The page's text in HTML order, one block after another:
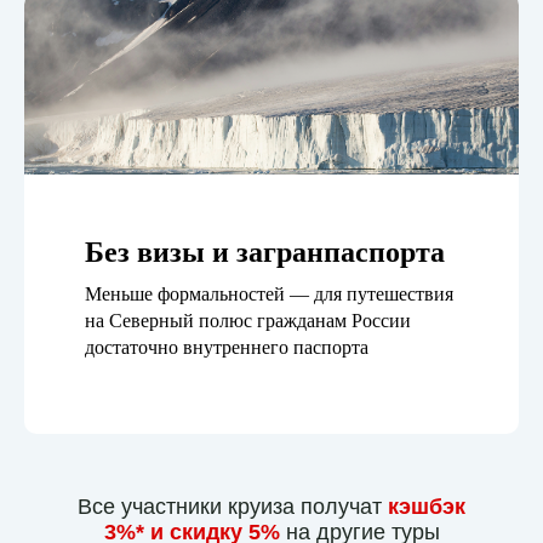
Без визы и загранпаспорта
Меньше формальностей — для путешествия
на Северный полюс гражданам России
достаточно внутреннего паспорта
Все участники круиза получат кэшбэк
3%* и скидку 5%на другие туры